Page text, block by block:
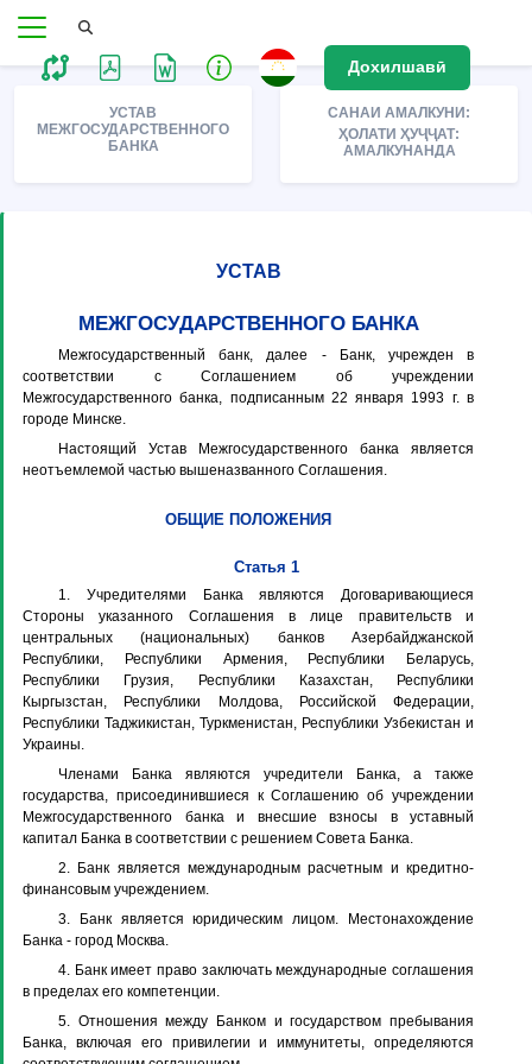
Дохилшавӣ
УСТАВ
МЕЖГОСУДАРСТВЕННОГО
БАНКА
САНАИ АМАЛКУНИ:
ҲОЛАТИ ҲУҶҶАТ:
АМАЛКУНАНДА
УСТАВ
МЕЖГОСУДАРСТВЕННОГО БАНКА
Межгосударственный банк, далее - Банк, учрежден в
соответствии с Соглашением об учреждении
Межгосударственного банка, подписанным 22 января 1993 г. в
городе Минске.
Настоящий Устав Межгосударственного банка является
неотъемлемой частью вышеназванного Соглашения.
ОБЩИЕ ПОЛОЖЕНИЯ
Статья 1
1. Учредителями Банка являются Договаривающиеся
Стороны указанного Соглашения в лице правительств и
центральных (национальных) банков Азербайджанской
Республики, Республики Армения, Республики Беларусь,
Республики Грузия, Республики Казахстан, Республики
Кыргызстан, Республики Молдова, Российской Федерации,
Республики Таджикистан, Туркменистан, Республики Узбекистан и
Украины.
Членами Банка являются учредители Банка, а также
государства, присоединившиеся к Соглашению об учреждении
Межгосударственного банка и внесшие взносы в уставный
капитал Банка в соответствии с решением Совета Банка.
2. Банк является международным расчетным и кредитно-
финансовым учреждением.
3. Банк является юридическим лицом. Местонахождение
Банка - город Москва.
4. Банк имеет право заключать международные соглашения
в пределах его компетенции.
5. Отношения между Банком и государством пребывания
Банка, включая его привилегии и иммунитеты, определяются